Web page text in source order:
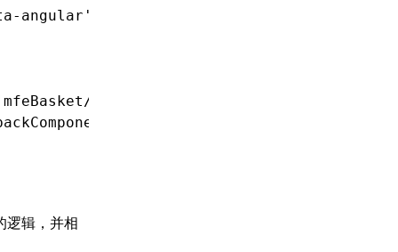
angular'
Module'
}
逻辑，并相